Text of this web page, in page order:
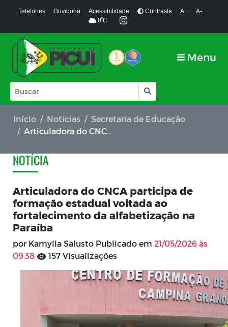
Telefones Ouvidoria Acessibilidade Contraste A+
A-
0ºC
Menu
Início Notícias
Secretaria de Educação
Articuladora do CNCA participa de formação estadual voltada ao fortalecimento da alfabetização na Paraíba
NOTÍCIA
Articuladora do CNCA participa de
formação estadual voltada ao
fortalecimento da alfabetização na
Paraíba
por Kamylla Salusto Publicado em 21/05/2026 às
09:38
157 Visualizações